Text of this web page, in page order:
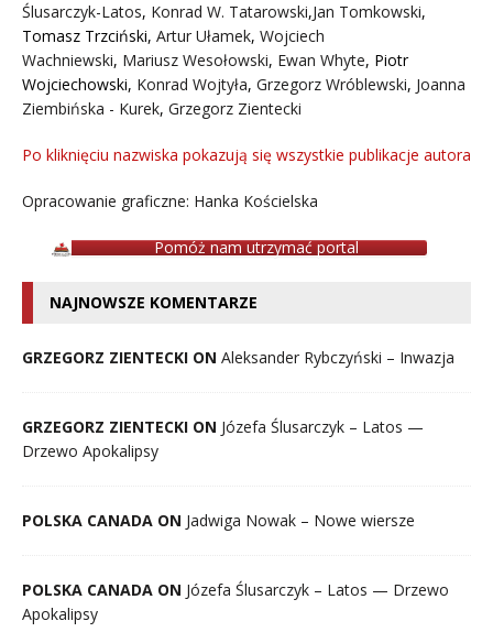
Ślusarczyk-Latos, Konrad W. Tatarowski,Jan Tomkowski,
Tomasz Trzciński, Artur Ułamek, Wojciech
Wachniewski, Mariusz Wesołowski, Ewan Whyte, Piotr
Wojciechowski, Konrad Wojtyła, Grzegorz Wróblewski, Joanna
Ziembińska - Kurek, Grzegorz Zientecki
Po kliknięciu nazwiska pokazują się wszystkie publikacje autora
Opracowanie graficzne: Hanka Kościelska
Pomóż nam utrzymać portal
NAJNOWSZE KOMENTARZE
GRZEGORZ ZIENTECKI ON Aleksander Rybczyński – Inwazja
GRZEGORZ ZIENTECKI ON Józefa Ślusarczyk – Latos —
Drzewo Apokalipsy
POLSKA CANADA ON Jadwiga Nowak – Nowe wiersze
POLSKA CANADA ON Józefa Ślusarczyk – Latos — Drzewo
Apokalipsy